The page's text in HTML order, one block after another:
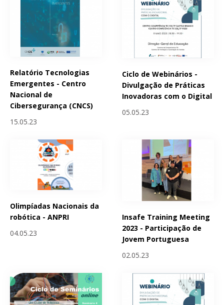
Relatório Tecnologias
Emergentes - Centro
Nacional de
Cibersegurança (CNCS)
15.05.23
Ciclo de Webinários -
Divulgação de Práticas
Inovadoras com o Digital
05.05.23
Olimpíadas Nacionais da
robótica - ANPRI
04.05.23
Insafe Training Meeting
2023 - Participação de
Jovem Portuguesa
02.05.23
Páginas